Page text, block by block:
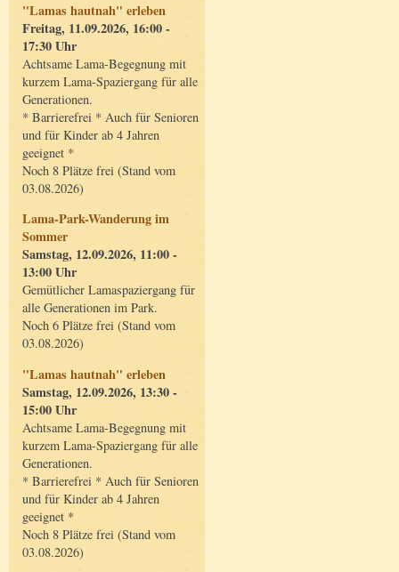
"Lamas hautnah" erleben
Freitag, 11.09.2026, 16:00 -
17:30 Uhr
Achtsame Lama-Begegnung mit
kurzem Lama-Spaziergang für alle
Generationen.
* Barrierefrei * Auch für Senioren
und für Kinder ab 4 Jahren
geeignet *
Noch 8 Plätze frei (Stand vom
03.08.2026)
Lama-Park-Wanderung im
Sommer
Samstag, 12.09.2026, 11:00 -
13:00 Uhr
Gemütlicher Lamaspaziergang für
alle Generationen im Park.
Noch 6 Plätze frei (Stand vom
03.08.2026)
"Lamas hautnah" erleben
Samstag, 12.09.2026, 13:30 -
15:00 Uhr
Achtsame Lama-Begegnung mit
kurzem Lama-Spaziergang für alle
Generationen.
* Barrierefrei * Auch für Senioren
und für Kinder ab 4 Jahren
geeignet *
Noch 8 Plätze frei (Stand vom
03.08.2026)